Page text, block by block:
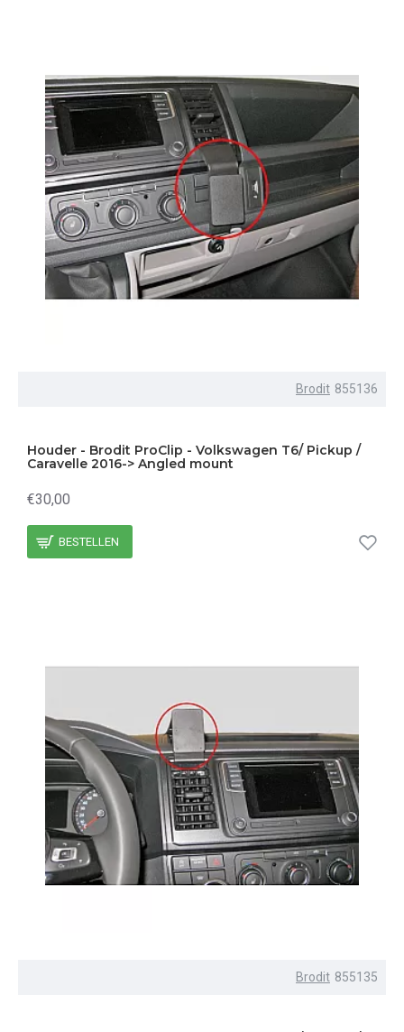
Brodit 855136
Houder - Brodit ProClip - Volkswagen T6/ Pickup /
Caravelle 2016-> Angled mount
€30,00
BESTELLEN
Brodit 855135